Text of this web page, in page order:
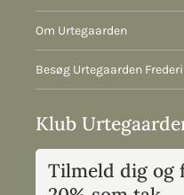
Om Urtegaarden
Besøg Urtegaarden
Klub
Tilmeld dig og